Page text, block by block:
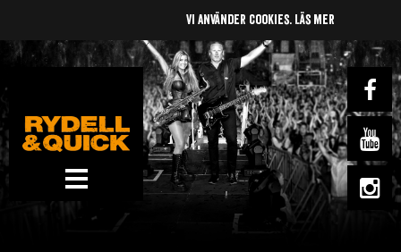
Vi använder cookies. Läs mer